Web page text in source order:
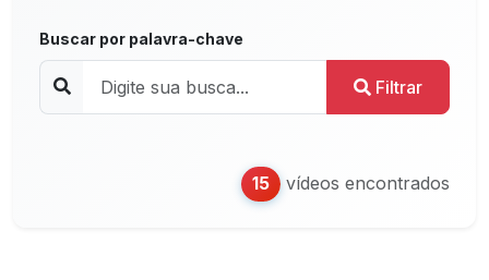
Buscar por palavra-chave
Filtrar
15 vídeos encontrados